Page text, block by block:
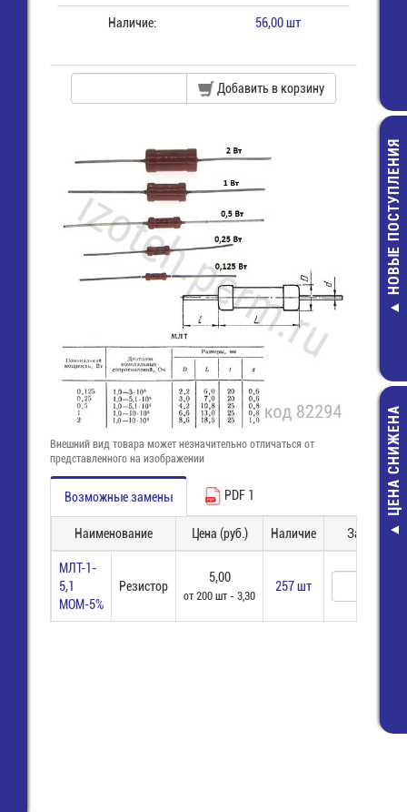
AA/ LR6 (15A)
G-Tech
питания
НОВЫЕ ПОСТУПЛЕНИЯ
KTC3207
ЦЕНА СНИЖЕНА
Наличие: 56,00 шт
Добавить в корзину
Внешний вид товара может незначительно отличаться от
представленного на изображении
Возможные замены PDF 1
Наименование Цена (руб.) Наличие Заказ
МЛТ-1-
5,1
МОМ-5%
Резистор
5,00
от 200 шт - 3,30
257 шт